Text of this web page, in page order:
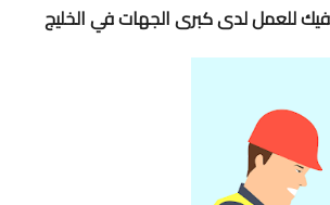
للعمل لدى كبرى الجهات في الخليج